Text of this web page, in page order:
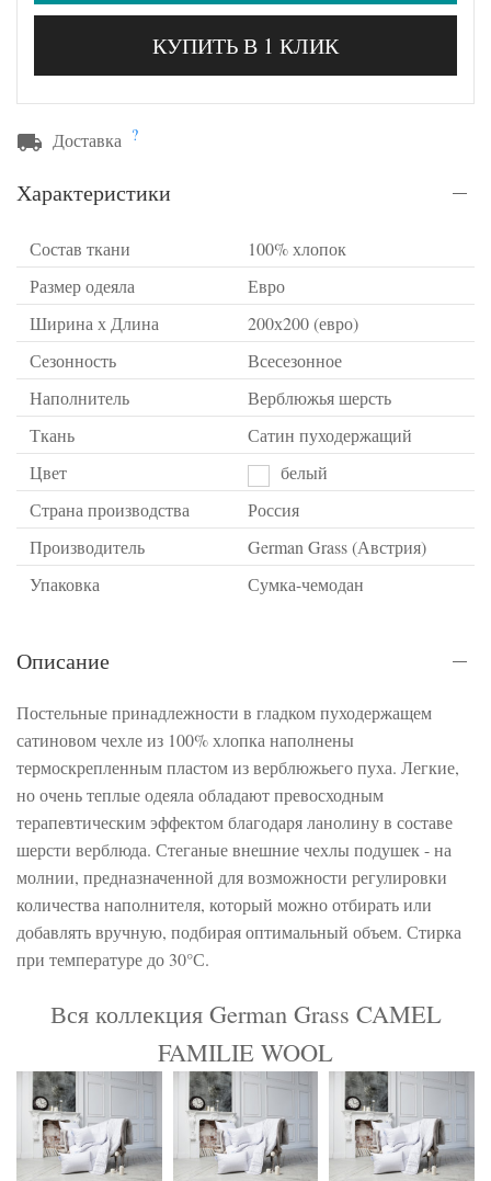
КУПИТЬ В 1 КЛИК
Доставка ?
Характеристики
Состав ткани
100% хлопок
Размер одеяла
Евро
Ширина х Длина
200х200 (евро)
Сезонность
Всесезонное
Наполнитель
Верблюжья шерсть
Ткань
Сатин пуходержащий
Цвет
белый
Страна производства
Россия
Производитель
German Grass (Австрия)
Упаковка
Сумка-чемодан
Описание
Постельные принадлежности в гладком пуходержащем
сатиновом чехле из 100% хлопка наполнены
термоскрепленным пластом из верблюжьего пуха. Легкие,
но очень теплые одеяла обладают превосходным
терапевтическим эффектом благодаря ланолину в составе
шерсти верблюда. Стеганые внешние чехлы подушек - на
молнии, предназначенной для возможности регулировки
количества наполнителя, который можно отбирать или
добавлять вручную, подбирая оптимальный объем. Стирка
при температуре до 30°С.
Вся коллекция German Grass CAMEL
FAMILIE WOOL